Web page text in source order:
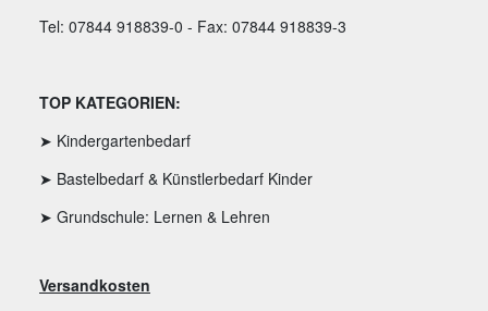
Tel: 07844 918839-0 - Fax: 07844 918839-3
TOP KATEGORIEN:
➤ Kindergartenbedarf
➤ Bastelbedarf & Künstlerbedarf Kinder
➤ Grundschule: Lernen & Lehren
Versandkosten